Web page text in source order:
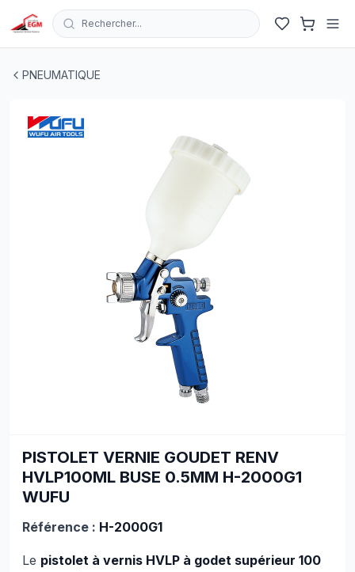
Rechercher...
PNEUMATIQUE
PISTOLET VERNIE GOUDET RENV
HVLP100ML BUSE 0.5MM H-2000G1
WUFU
Référence : H-2000G1
Le pistolet à vernis HVLP à godet supérieur 100